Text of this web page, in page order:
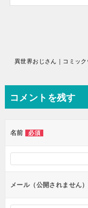
ビ
ー
シ
ン
コメントを残す
名前 必須
メール（公開されません）